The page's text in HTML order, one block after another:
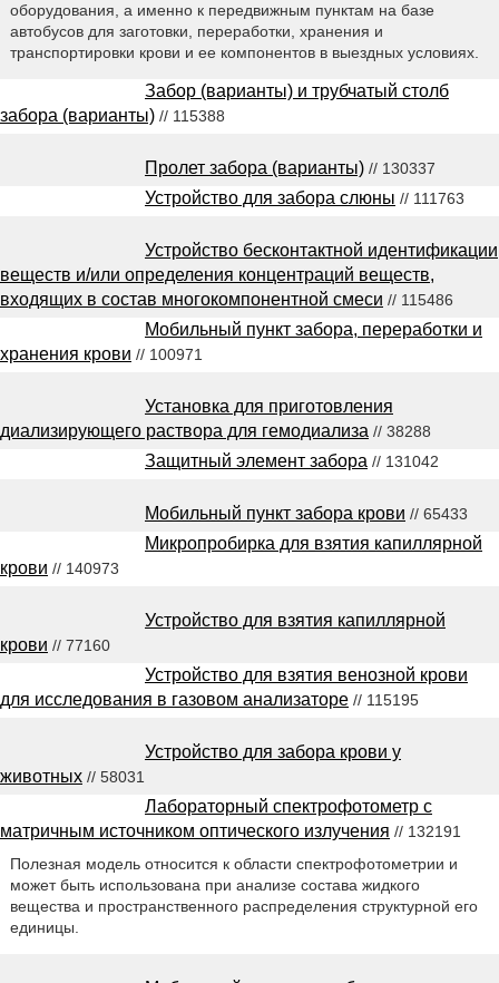
оборудования, а именно к передвижным пунктам на базе
автобусов для заготовки, переработки, хранения и
транспортировки крови и ее компонентов в выездных условиях.
Забор (варианты) и трубчатый столб
забора (варианты) // 115388
Пролет забора (варианты) // 130337
Устройство для забора слюны // 111763
Устройство бесконтактной идентификации
веществ и/или определения концентраций веществ,
входящих в состав многокомпонентной смеси // 115486
Мобильный пункт забора, переработки и
хранения крови // 100971
Установка для приготовления
диализирующего раствора для гемодиализа // 38288
Защитный элемент забора // 131042
Мобильный пункт забора крови // 65433
Микропробирка для взятия капиллярной
крови // 140973
Устройство для взятия капиллярной
крови // 77160
Устройство для взятия венозной крови
для исследования в газовом анализаторе // 115195
Устройство для забора крови у
животных // 58031
Лабораторный спектрофотометр с
матричным источником оптического излучения // 132191
Полезная модель относится к области спектрофотометрии и
может быть использована при анализе состава жидкого
вещества и пространственного распределения структурной его
единицы.